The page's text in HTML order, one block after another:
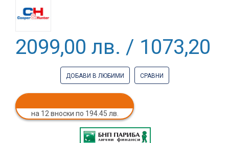
2099,00 лв. / 1073,20 €
ДОБАВИ В ЛЮБИМИ СРАВНИ
на 12 вноски по 194.45 лв.